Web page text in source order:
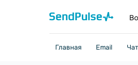
Главная Email